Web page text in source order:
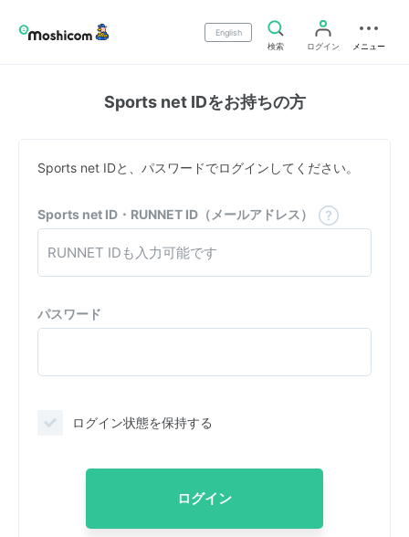
English
検索
ログイン メニュー
Sports net IDをお持ちの方
Sports net IDと、パスワードでログインしてください。
Sports net ID・RUNNET ID（メールアドレス）
パスワード
ログイン状態を保持する
ログイン